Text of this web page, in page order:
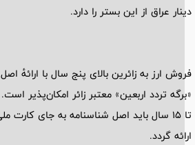
دینار عراق از این بستر را دارد.
فروش ارز به زائرین بالای پنج سال با ارائهٔ
تا 15 سال باید اصل شناسنامه به جای
ارائه گردد.